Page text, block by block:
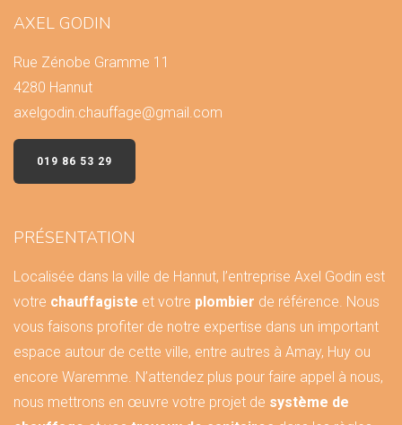
AXEL GODIN
Rue Zénobe Gramme 11
4280 Hannut
axelgodin.chauffage@gmail.com
019 86 53 29
PRÉSENTATION
Localisée dans la ville de Hannut, l’entreprise Axel Godin est
votre chauffagiste et votre plombier de référence. Nous
vous faisons profiter de notre expertise dans un important
espace autour de cette ville, entre autres à Amay, Huy ou
encore Waremme. N’attendez plus pour faire appel à nous,
nous mettrons en œuvre votre projet de système de